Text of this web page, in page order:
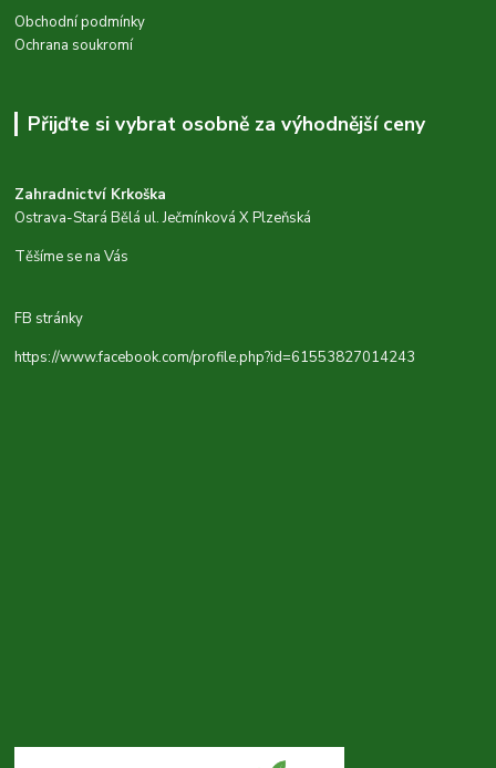
Obchodní podmínky
Ochrana soukromí
Přijďte si vybrat osobně za výhodnější ceny
Zahradnictví Krkoška
Ostrava-Stará Bělá ul. Ječmínková X Plzeňská
Těšíme se na Vás
FB stránky
https://www.facebook.com/profile.php?id=61553827014243